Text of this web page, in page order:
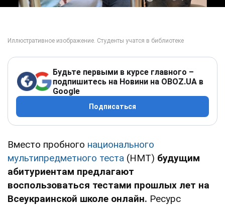
Будьте первыми в курсе главного –
подпишитесь на Новини на OBOZ.UA в
Google
Подписаться
Вместо пробного национального
мультипредметного теста (НМТ) будущим
абитуриентам предлагают
воспользоваться тестами прошлых лет на
Всеукраинской школе онлайн. Ресурс